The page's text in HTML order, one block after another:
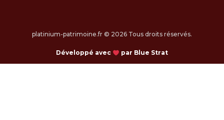
platinium-patrimoine.fr © 2026 Tous droits réservés.
Développé avec par Blue Strat